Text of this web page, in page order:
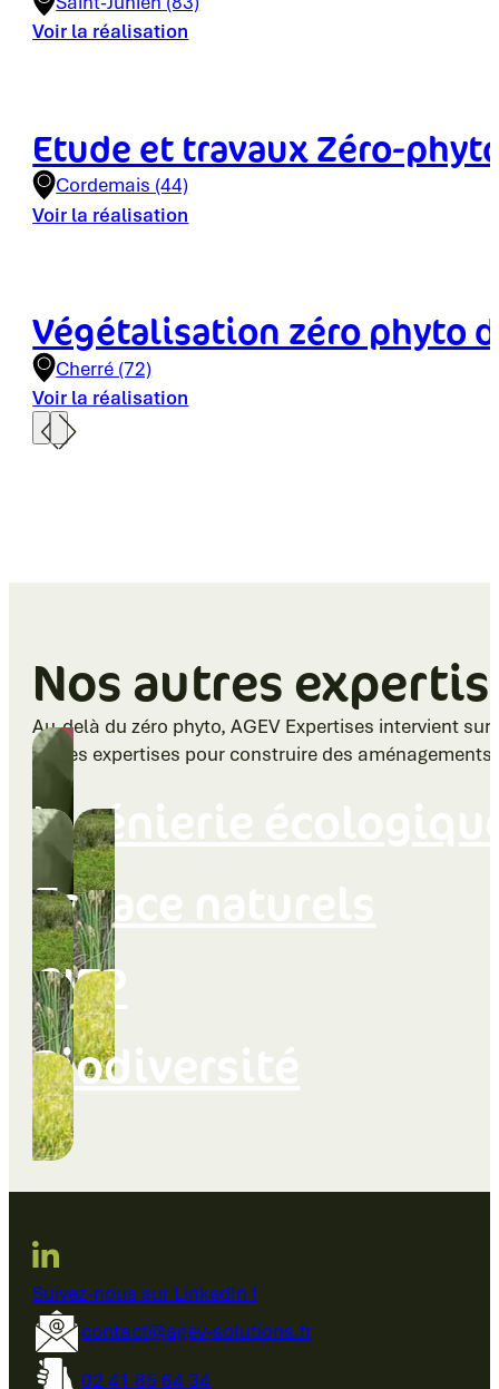
Voir la réalisation
Etude et travaux Zéro-
Cordemais (44)
Voir la réalisation
Végétalisation zéro phyto
Cherré (72)
Voir la réalisation
Nos autres
Au-delà du zéro phyto, AGEV Expertises intervient
autres expertises pour construire des
Ingénierie
Espace naturels
GIEP
Biodiversité
Suivez-nous sur LinkedIn !
contact@agev-solutions.fr
02 41 85 64 34